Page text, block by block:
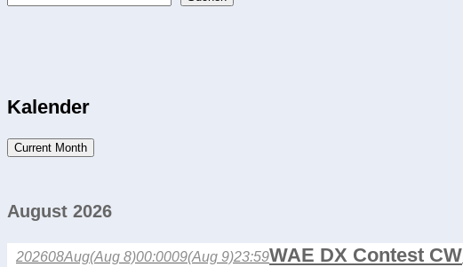
Kalender
Current Month
August 2026
202608Aug(Aug 8)00:0009(Aug 9)23:59WAE DX Contest CW